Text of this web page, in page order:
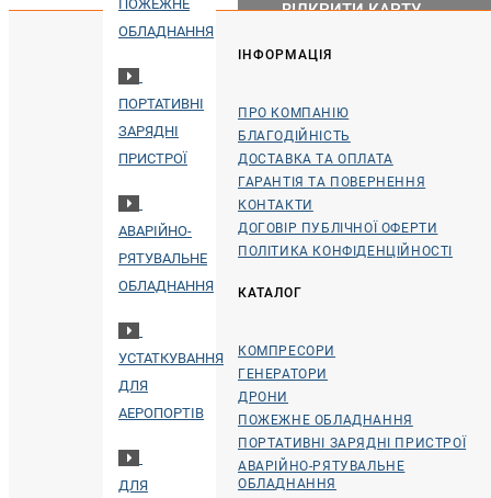
ПОЖЕЖНЕ
ОБЛАДНАННЯ
ПОРТАТИВНІ
ЗАРЯДНІ
ПРИСТРОЇ
АВАРІЙНО-
РЯТУВАЛЬНЕ
ОБЛАДНАННЯ
УСТАТКУВАННЯ
ДЛЯ
АЕРОПОРТІВ
ДЛЯ
ВІДКРИТИ КАРТУ
ІНФОРМАЦІЯ
ПРО КОМПАНІЮ
БЛАГОДІЙНІСТЬ
ДОСТАВКА ТА ОПЛАТА
ГАРАНТІЯ ТА ПОВЕРНЕННЯ
КОНТАКТИ
ДОГОВІР ПУБЛІЧНОЇ ОФЕРТИ
ПОЛІТИКА КОНФІДЕНЦІЙНОСТІ
КАТАЛОГ
КОМПРЕСОРИ
ГЕНЕРАТОРИ
ДРОНИ
ПОЖЕЖНЕ ОБЛАДНАННЯ
ПОРТАТИВНІ ЗАРЯДНІ ПРИСТРОЇ
АВАРІЙНО-РЯТУВАЛЬНЕ
ОБЛАДНАННЯ